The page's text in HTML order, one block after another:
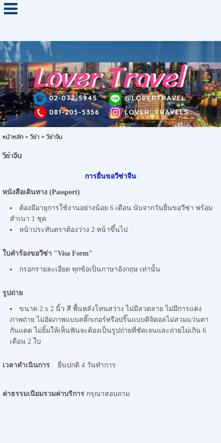
หน้าหลัก> วีซ่า > วีซ่าจีน
วีซ่าจีน
การยื่นขอวีซ่าจีน
หนังสือเดินทาง (Passport)
ต้องมีอายุการใช้งานอย่างน้อย 6 เดือน นับจากวันยื่นขอวีซ่า พร้อม
สำเนา 1 ชุด
หน้าประทับตราต้องว่าง 2 หน้าขึ้นไป
ใบคำร้องขอวีซ่า "Visa Form"
กรอกรายละเอียด ทุกข้อเป็นภาษาอังกฤษ เท่านั้น
รูปถ่าย
ขนาด 2 x 2 นิ้ว สี พื้นหลังโทนสว่าง ไม่มีลวดลาย ไม่มีการแต่ง
ภาพถ่าย ไม่อัดภาพแบบสติ๊กเกอร์หรือปริ๊นแบบดิจิตอลไม่สวมแว่นตา
กันแดด ไม่ยิ้มให้เห็นฟันจะต้องเป็นรูปถ่ายที่ชัดเจนและถ่ายไม่เกิน 6
เดือน 2 ใบ
เวลาดำเนินการยื่นปกติ 4 วันทำการ
ค่าธรรมเนียมรวมค่าบริการกรุณาสอบถาม